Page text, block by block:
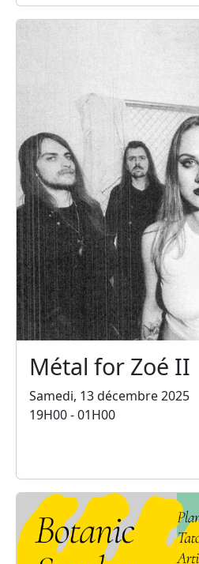
Métal for Zoé II
Samedi, 13 décembre 2025
19H00 - 01H00